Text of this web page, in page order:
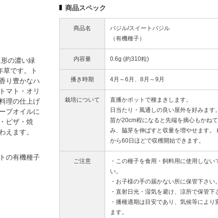
の濃い緑
草です。ト
り豊かなハ
マト・オリ
理の仕上げ
ブオイルに
ピザ・焼
えます。
の有機種子
商品スペック
商品名
バジル/スイートバジル
（有機種子）
内容量 0.6g (約310粒)
播き時期 4月～6月、8月～9月
栽培について
直播かポットで種まきします。
日当たり・風通しの良い屋外を好みます。
苗が20cm程になると先端を摘心もかね
み、脇芽を伸ばすと収量を増やせます。
から60日ほどで収穫開始できます。
ご注意
・この種子を食用・飼料用に使用しない
い。
・お子様の手の届かない所に保管下さい。
・直射日光・湿気を避け、涼所で保管下
・播種適期は目安であり、気候等により
ます。